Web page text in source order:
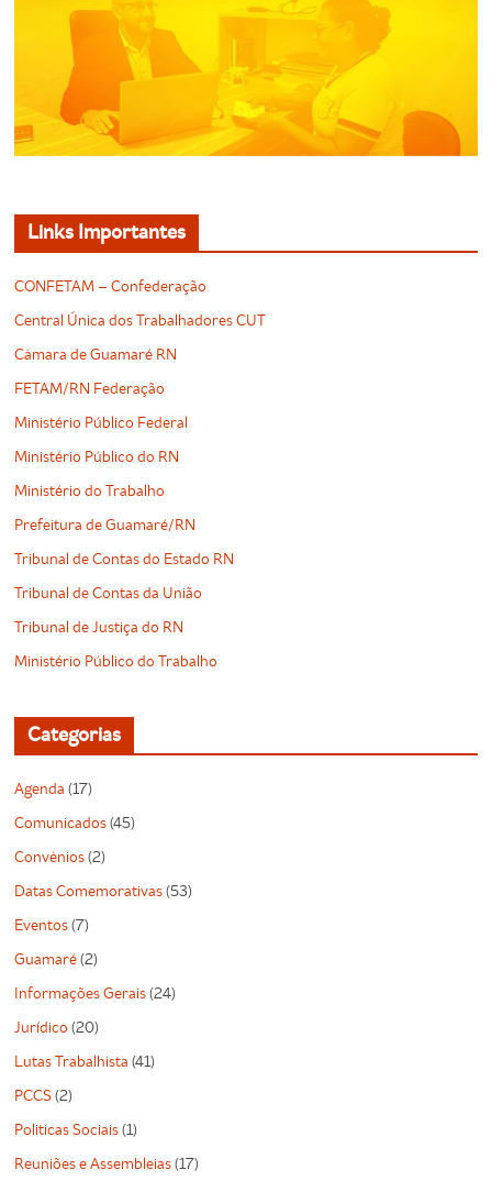
Links Importantes
CONFETAM – Confederação
Central Única dos Trabalhadores CUT
Câmara de Guamaré RN
FETAM/RN Federação
Ministério Público Federal
Ministério Público do RN
Ministério do Trabalho
Prefeitura de Guamaré/RN
Tribunal de Contas do Estado RN
Tribunal de Contas da União
Tribunal de Justiça do RN
Ministério Público do Trabalho
Categorias
Agenda (17)
Comunicados(45)
Convênios(2)
Datas Comemorativas(53)
Eventos(7)
Guamaré(2)
Informações Gerais(24)
Jurídico (20)
Lutas Trabalhista (41)
PCCS(2)
Politicas Sociais(1)
Reuniões e Assembleias(17)